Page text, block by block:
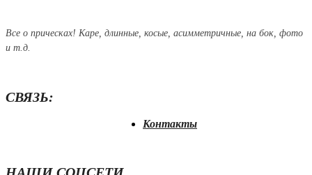
Все о прическах! Каре, длинные, косые, асимметричные, на бок, фото
и т.д.
СВЯЗЬ:
Контакты
НАШИ СОЦСЕТИ